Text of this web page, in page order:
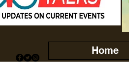
Home